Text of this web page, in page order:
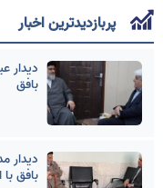
پربازدیدترین اخبار
دیدار
بافق
دیدار
بافق